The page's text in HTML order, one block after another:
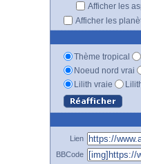
Afficher les
Afficher les
Thème tropical
Noeud nord vrai
Lilith vraie
Lien
BBCode